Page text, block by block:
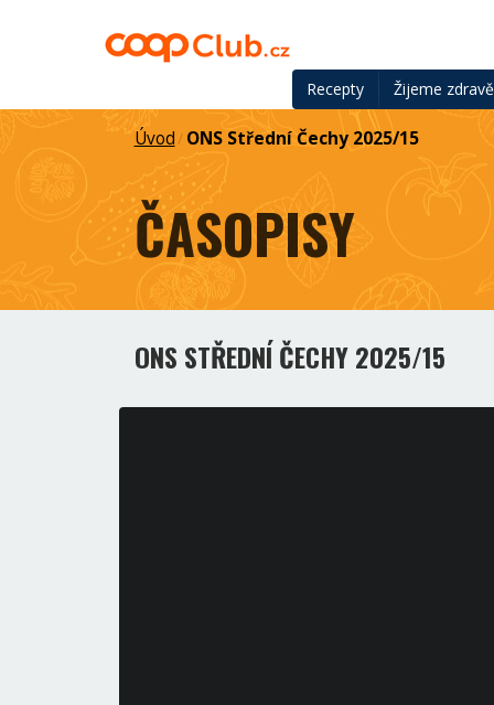
Recepty Žijeme zdravě
Úvod/ ONS Střední Čechy 2025/15
ČASOPISY
ONS STŘEDNÍ ČECHY 2025/15